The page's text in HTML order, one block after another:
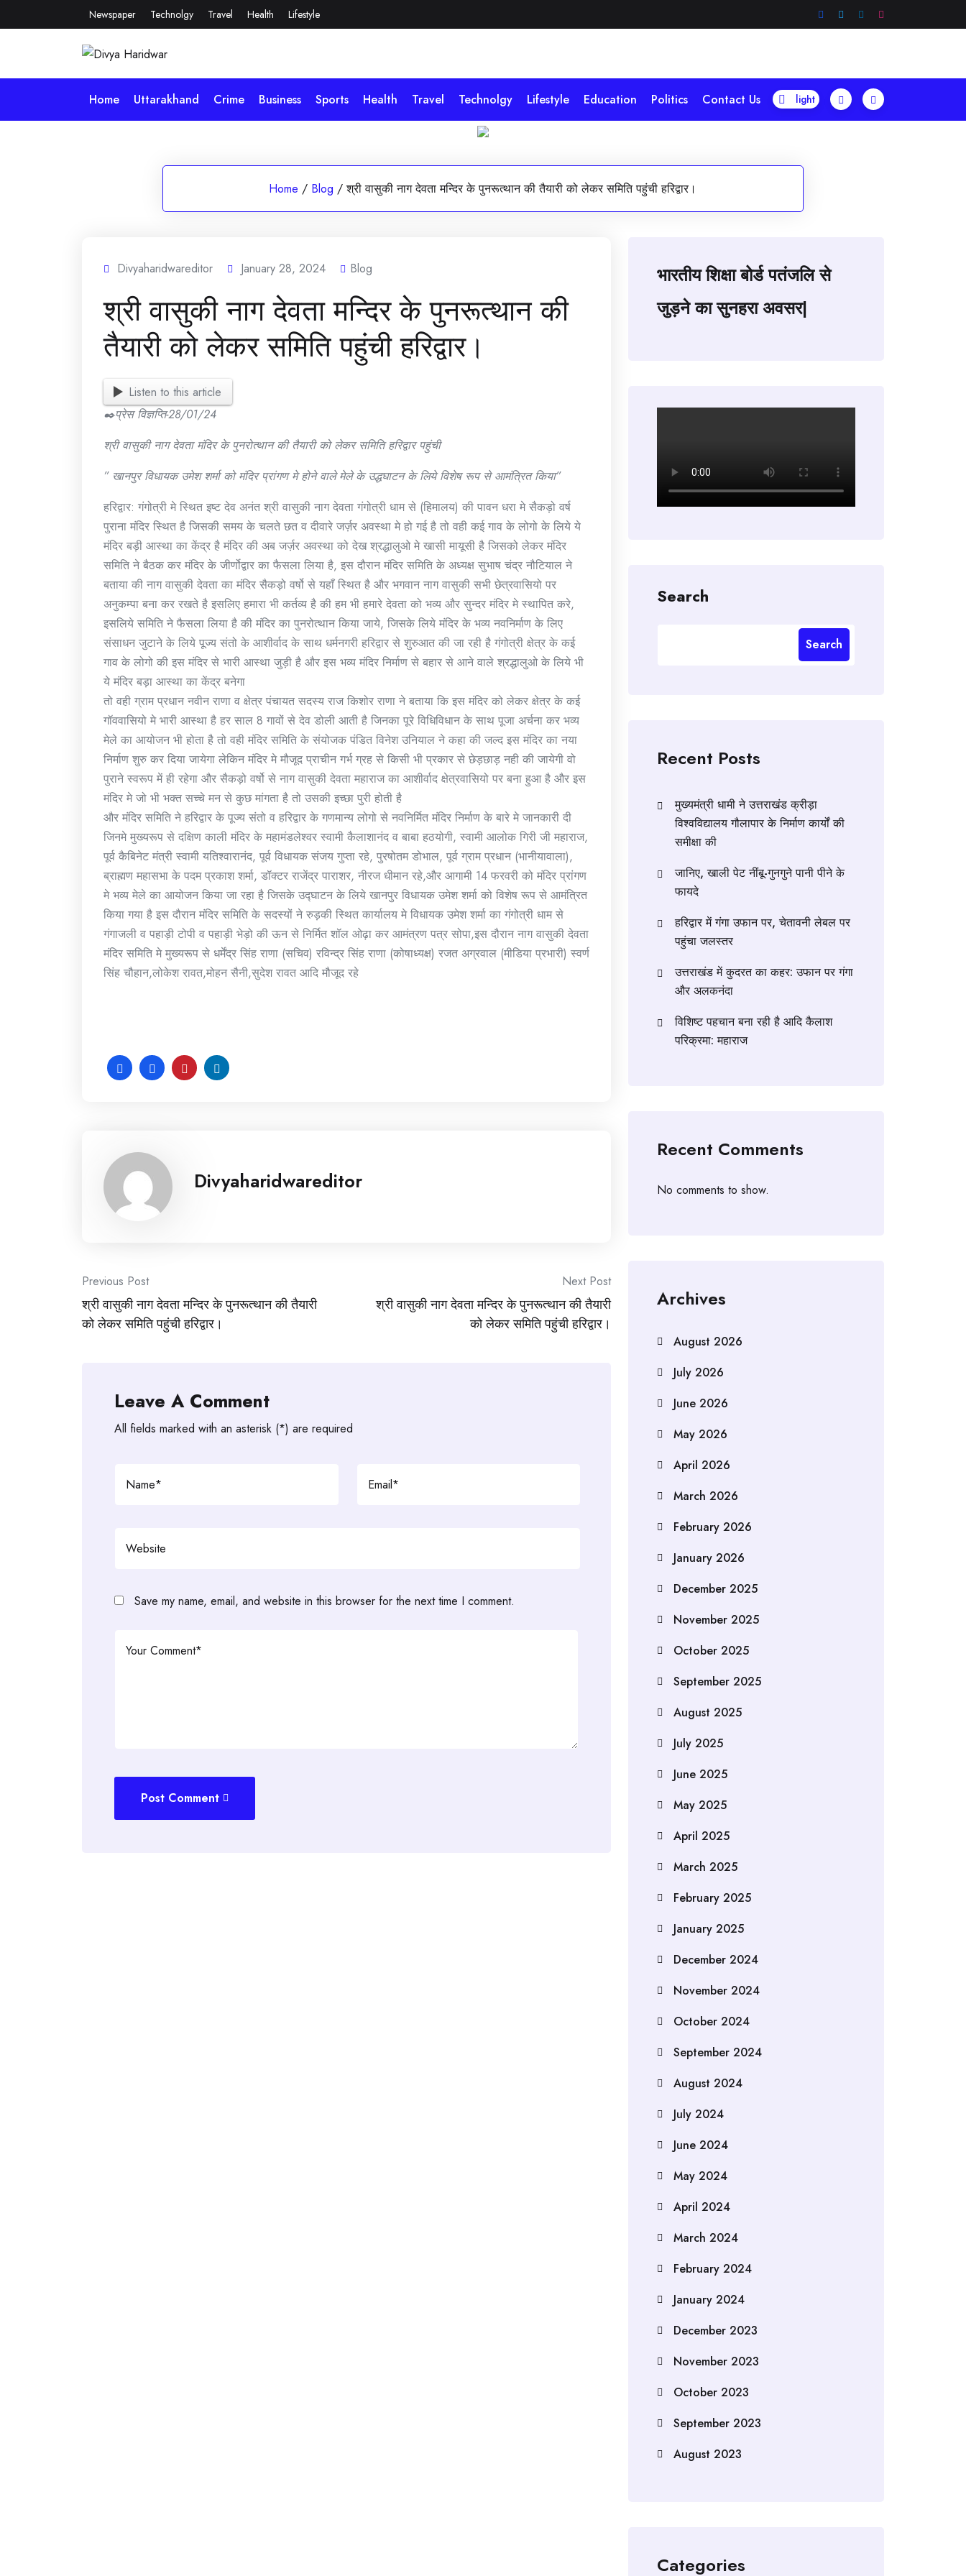
to
Newspaper Technolgy Travel Health Lifestyle
Home Uttarakhand Crime Business Sports Health Travel Technolgy Lifestyle Education Politics Contact Us
Home / Blog / श्री वासुकी नाग देवता मन्दिर के पुनरूत्थान की तैयारी को लेकर समिति पहुंची हरिद्वार।
Divyaharidwareditor January 28, 2024 Blog
श्री वासुकी नाग देवता मन्दिर के पुनरूत्थान की
तैयारी को लेकर समिति पहुंची हरिद्वार।
Listen to this article
✒️प्रेस विज्ञप्ति-28/01/24
श्री वासुकी नाग देवता मंदिर के पुनरोत्थान की तैयारी को लेकर समिति हरिद्वार पहुंची
” खानपुर विधायक उमेश शर्मा को मंदिर प्रांगण मे होने वाले मेले के उद्धघाटन के लिये विशेष रूप से आमंत्रित किया”
हरिद्वार: गंगोत्री मे स्थित इष्ट देव अनंत श्री वासुकी नाग देवता गंगोत्री धाम से (हिमालय) की पावन धरा मे सैकड़ो वर्ष
पुराना मंदिर स्थित है जिसकी समय के चलते छत व दीवारे जर्ज़र अवस्था मे हो गई है तो वही कई गाव के लोगो के लिये ये
मंदिर बड़ी आस्था का केंद्र है मंदिर की अब जर्ज़र अवस्था को देख श्रद्धालुओ मे खासी मायूसी है जिसको लेकर मंदिर
समिति ने बैठक कर मंदिर के जीर्णोद्वार का फैसला लिया है, इस दौरान मंदिर समिति के अध्यक्ष सुभाष चंद्र नौटियाल ने
बताया की नाग वासुकी देवता का मंदिर सैकड़ो वर्षो से यहाँ स्थित है और भगवान नाग वासुकी सभी छेत्रवासियो पर
अनुकम्पा बना कर रखते है इसलिए हमारा भी कर्तव्य है की हम भी हमारे देवता को भव्य और सुन्दर मंदिर मे स्थापित करे,
इसलिये समिति ने फैसला लिया है की मंदिर का पुनरोत्थान किया जाये, जिसके लिये मंदिर के भव्य नवनिर्माण के लिए
संसाधन जुटाने के लिये पूज्य संतो के आशीर्वाद के साथ धर्मनगरी हरिद्वार से शुरुआत की जा रही है गंगोत्री क्षेत्र के कई
गाव के लोगो की इस मंदिर से भारी आस्था जुड़ी है और इस भव्य मंदिर निर्माण से बहार से आने वाले श्रद्धालुओ के लिये भी
ये मंदिर बड़ा आस्था का केंद्र बनेगा
तो वही ग्राम प्रधान नवीन राणा व क्षेत्र पंचायत सदस्य राज किशोर राणा ने बताया कि इस मंदिर को लेकर क्षेत्र के कई
गॉववासियो मे भारी आस्था है हर साल 8 गावों से देव डोली आती है जिनका पूरे विधिविधान के साथ पूजा अर्चना कर भव्य
मेले का आयोजन भी होता है तो वही मंदिर समिति के संयोजक पंडित विनेश उनियाल ने कहा की जल्द इस मंदिर का नया
निर्माण शुरु कर दिया जायेगा लेकिन मंदिर मे मौजूद प्राचीन गर्भ ग्रह से किसी भी प्रकार से छेड़छाड़ नही की जायेगी वो
पुराने स्वरूप में ही रहेगा और सैकड़ो वर्षो से नाग वासुकी देवता महाराज का आशीर्वाद क्षेत्रवासियो पर बना हुआ है और इस
मंदिर मे जो भी भक्त सच्चे मन से कुछ मांगता है तो उसकी इच्छा पुरी होती है
और मंदिर समिति ने हरिद्वार के पूज्य संतो व हरिद्वार के गणमान्य लोगो से नवनिर्मित मंदिर निर्माण के बारे मे जानकारी दी
जिनमे मुख्यरूप से दक्षिण काली मंदिर के महामंडलेश्वर स्वामी कैलाशानंद व बाबा हठयोगी, स्वामी आलोक गिरी जी महाराज,
पूर्व कैबिनेट मंत्री स्वामी यतिश्वारानंद, पूर्व विधायक संजय गुप्ता रहे, पुरषोतम डोभाल, पूर्व ग्राम प्रधान (भानीयावाला),
ब्राह्मण महासभा के पदम प्रकाश शर्मा, डॉक्टर राजेंद्र पाराशर, नीरज धीमान रहे,और आगामी 14 फरवरी को मंदिर प्रांगण
मे भव्य मेले का आयोजन किया जा रहा है जिसके उद्घाटन के लिये खानपुर विधायक उमेश शर्मा को विशेष रूप से आमंत्रित
किया गया है इस दौरान मंदिर समिति के सदस्यों ने रुड़की स्थित कार्यालय मे विधायक उमेश शर्मा का गंगोत्री धाम से
गंगाजली व पहाड़ी टोपी व पहाड़ी भेड़ो की ऊन से निर्मित शॉल ओढ़ा कर आमंत्रण पत्र सोपा,इस दौरान नाग वासुकी देवता
मंदिर समिति मे मुख्यरूप से धर्मेंद्र सिंह राणा (सचिव) रविन्द्र सिंह राणा (कोषाध्यक्ष) रजत अग्रवाल (मीडिया प्रभारी) स्वर्ण
सिंह चौहान,लोकेश रावत,मोहन सैनी,सुदेश रावत आदि मौजूद रहे
Divyaharidwareditor
Post
navigation
Previous Post
श्री वासुकी नाग देवता मन्दिर के पुनरूत्थान की तैयारी
को लेकर समिति पहुंची हरिद्वार।
Next Post
श्री वासुकी नाग देवता मन्दिर के पुनरूत्थान की तैयारी
को लेकर समिति पहुंची हरिद्वार।
Leave A Comment
All fields marked with an asterisk (*) are required
Save my name, email, and website in this browser for the next time I comment.
Post Comment
भारतीय शिक्षा बोर्ड पतंजलि से
जुड़ने का सुनहरा अवसर|
Search
Search
Recent Posts
मुख्यमंत्री धामी ने उत्तराखंड क्रीड़ा
विश्वविद्यालय गौलापार के निर्माण कार्यों की
समीक्षा की
जानिए, खाली पेट नींबू-गुनगुने पानी पीने के
फायदे
हरिद्वार में गंगा उफान पर, चेतावनी लेबल पर
पहुंचा जलस्तर
उत्तराखंड में कुदरत का कहर: उफान पर गंगा
और अलकनंदा
विशिष्ट पहचान बना रही है आदि कैलाश
परिक्रमा: महाराज
Recent Comments
No comments to show.
Archives
August 2026
July 2026
June 2026
May 2026
April 2026
March 2026
February 2026
January 2026
December 2025
November 2025
October 2025
September 2025
August 2025
July 2025
June 2025
May 2025
April 2025
March 2025
February 2025
January 2025
December 2024
November 2024
October 2024
September 2024
August 2024
July 2024
June 2024
May 2024
April 2024
March 2024
February 2024
January 2024
December 2023
November 2023
October 2023
September 2023
August 2023
Categories